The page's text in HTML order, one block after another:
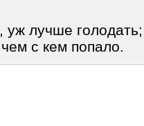
уж лучше голодать;
с кем попало.